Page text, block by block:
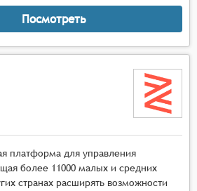
Посмотреть
платформа для управления
более 11000 малых и средних
странах расширять возможности